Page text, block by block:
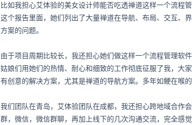
比如我担心艾体验的美女设计师能否吃透禅道这样一个流程
这个报告里面，她们列出了大量禅道在导航、布局、交互、
方案的问题。
由于项目周期比较长，我还担心她们做这样一个流程管理软
姑娘们用她们的热情、耐心和细致的工作彻底征服了我，大
有创意的解决方案，尤其是禅道的导航方案。多年如鲠在喉
我们团队在青岛，艾体验团队在成都，我还担心跨地域合作
群，微信，微信群聊，再加上线下的几次沟通交流，完全感